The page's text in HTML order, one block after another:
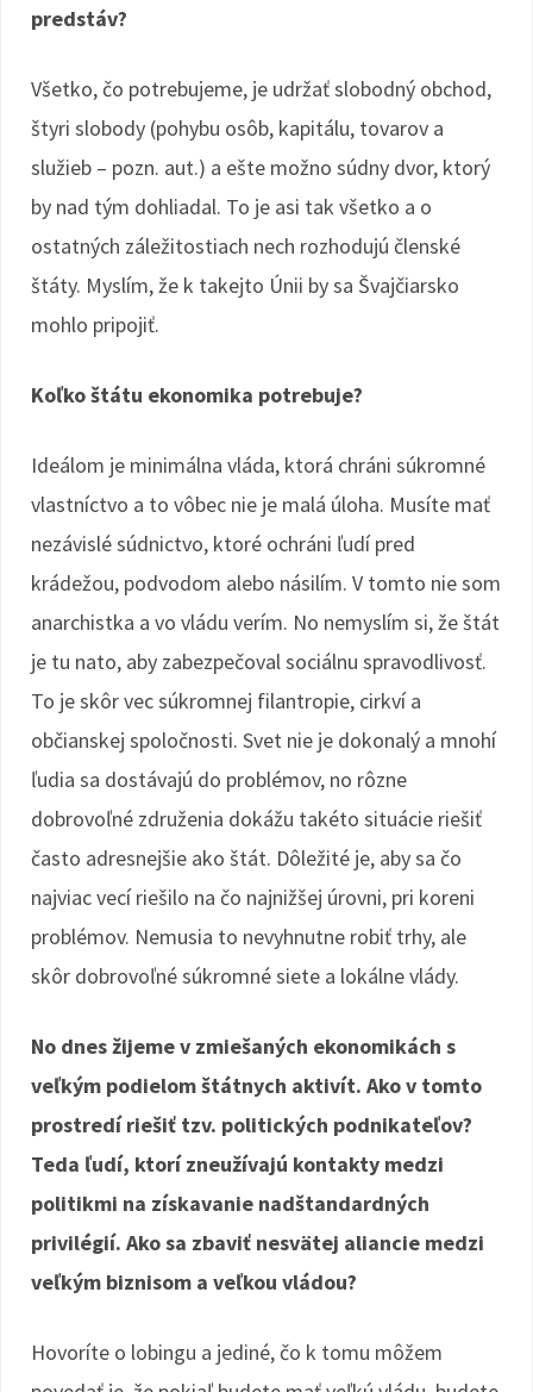
predstáv?
Všetko, čo potrebujeme, je udržať slobodný obchod,
štyri slobody (pohybu osôb, kapitálu, tovarov a
služieb – pozn. aut.) a ešte možno súdny dvor, ktorý
by nad tým dohliadal. To je asi tak všetko a o
ostatných záležitostiach nech rozhodujú členské
štáty. Myslím, že k takejto Únii by sa Švajčiarsko
mohlo pripojiť.
Koľko štátu ekonomika potrebuje?
Ideálom je minimálna vláda, ktorá chráni súkromné
vlastníctvo a to vôbec nie je malá úloha. Musíte mať
nezávislé súdnictvo, ktoré ochráni ľudí pred
krádežou, podvodom alebo násilím. V tomto nie som
anarchistka a vo vládu verím. No nemyslím si, že štát
je tu nato, aby zabezpečoval sociálnu spravodlivosť.
To je skôr vec súkromnej filantropie, cirkví a
občianskej spoločnosti. Svet nie je dokonalý a mnohí
ľudia sa dostávajú do problémov, no rôzne
dobrovoľné združenia dokážu takéto situácie riešiť
často adresnejšie ako štát. Dôležité je, aby sa čo
najviac vecí riešilo na čo najnižšej úrovni, pri koreni
problémov. Nemusia to nevyhnutne robiť trhy, ale
skôr dobrovoľné súkromné siete a lokálne vlády.
No dnes žijeme v zmiešaných ekonomikách s
veľkým podielom štátnych aktivít. Ako v tomto
prostredí riešiť tzv. politických podnikateľov?
Teda ľudí, ktorí zneužívajú kontakty medzi
politikmi na získavanie nadštandardných
privilégií. Ako sa zbaviť nesvätej aliancie medzi
veľkým biznisom a veľkou vládou?
Hovoríte o lobingu a jediné, čo k tomu môžem